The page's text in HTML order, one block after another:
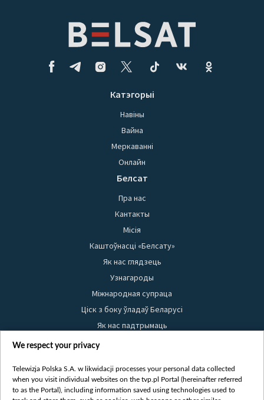
Катэгорыі
Навіны
Вайна
Меркаванні
Онлайн
Белсат
Пра нас
Кантакты
Місія
Каштоўнасці «Белсату»
Як нас глядзець
Узнагароды
Міжнародная супраца
Ціск з боку ўладаў Беларусі
Як нас падтрымаць
Правілы выкарыстання матэрыялаў
Бяспека
Youtube
We respect your privacy
Telewizja Polska S.A. w likwidacji processes your personal data collected
when you visit individual websites on the tvp.pl Portal (hereinafter referred
to as the Portal), including information saved using technologies used to